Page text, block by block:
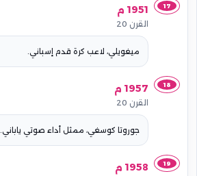
17 1951 م
القرن 20
ميغويلي، لاعب كرة قدم إسباني.
18 1957 م
القرن 20
جوروتا كوسغي، ممثل أداء صوتي ياباني.
19 1958 م